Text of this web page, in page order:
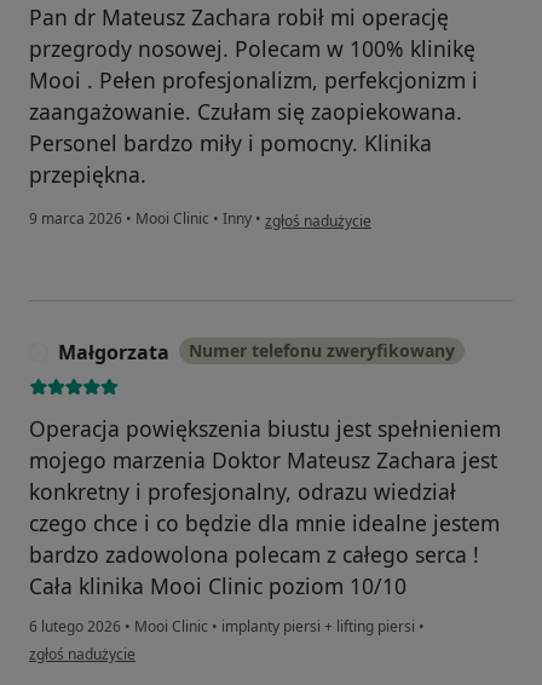
Pan dr Mateusz Zachara robił mi operację
przegrody nosowej. Polecam w 100% klinikę
Mooi . Pełen profesjonalizm, perfekcjonizm i
zaangażowanie. Czułam się zaopiekowana.
Personel bardzo miły i pomocny. Klinika
przepiękna.
9 marca 2026 • Mooi Clinic • Inny • w opinii użytkownika KTL
zgłoś nadużycie
Małgorzata Numer telefonu zweryfikowany
Operacja powiększenia biustu jest spełnieniem
mojego marzenia Doktor Mateusz Zachara jest
konkretny i profesjonalny, odrazu wiedział
czego chce i co będzie dla mnie idealne jestem
bardzo zadowolona polecam z całego serca !
Cała klinika Mooi Clinic poziom 10/10
6 lutego 2026 • Mooi Clinic • implanty piersi + lifting piersi •
w opinii użytkownika Małgorzata
zgłoś nadużycie